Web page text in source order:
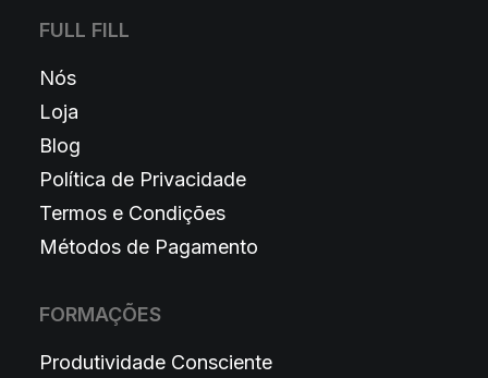
FULL FILL
Nós
Loja
Blog
Política de Privacidade
Termos e Condições
Métodos de Pagamento
FORMAÇÕES
Produtividade Consciente